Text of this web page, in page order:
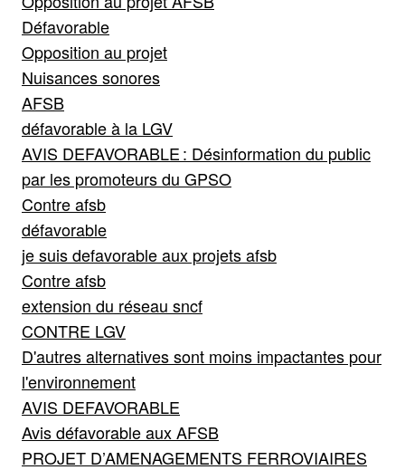
Défavorable
Opposition au projet
Nuisances sonores
AFSB
défavorable à la LGV
AVIS DEFAVORABLE : Désinformation du public
par les promoteurs du GPSO
Contre afsb
défavorable
je suis defavorable aux projets afsb
Contre afsb
extension du réseau sncf
CONTRE LGV
D'autres alternatives sont moins impactantes pour
l'environnement
AVIS DEFAVORABLE
Avis défavorable aux AFSB
PROJET D’AMENAGEMENTS FERROVIAIRES